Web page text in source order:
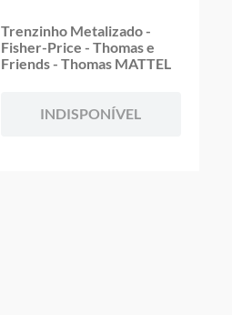
Trenzinho Metalizado -
Fisher-Price - Thomas e
Friends - Thomas MATTEL
INDISPONÍVEL